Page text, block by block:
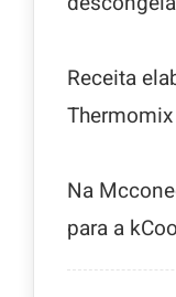
Receita
Na
para a